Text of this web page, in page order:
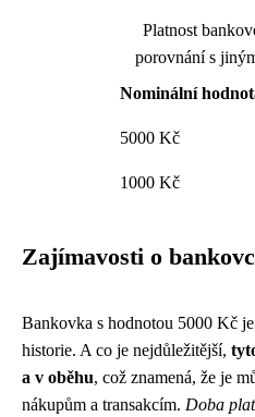
Platnost
porovnání s
Nominální
5000 Kč
1000 Kč
Zajímavosti o
Bankovka s hodnotou 5000 Kč
historie. A co je nejdůležitější,
a v oběhu, což znamená, že je
nákupům a transakcím. Doba